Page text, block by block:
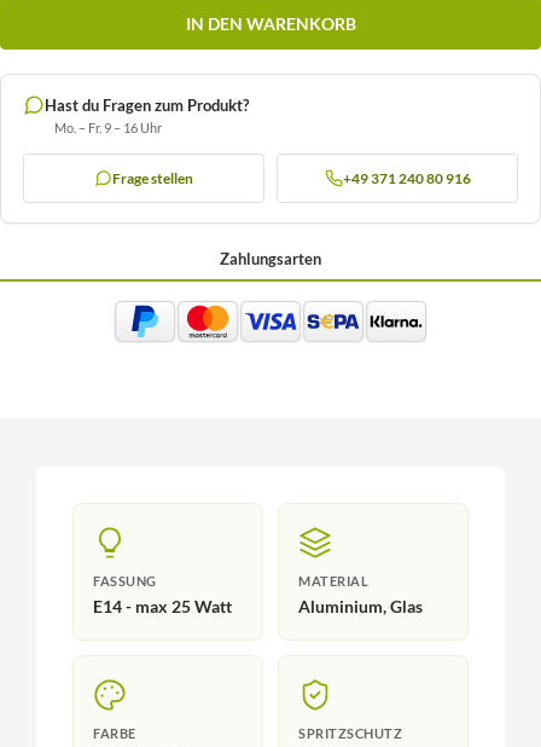
IN DEN WARENKORB
Hast du Fragen zum Produkt?
Mo. – Fr. 9 – 16 Uhr
Frage stellen +49 371 240 80 916
Zahlungsarten
FASSUNG
E14 - max 25 Watt
MATERIAL
Aluminium, Glas
FARBE SPRITZSCHUTZ